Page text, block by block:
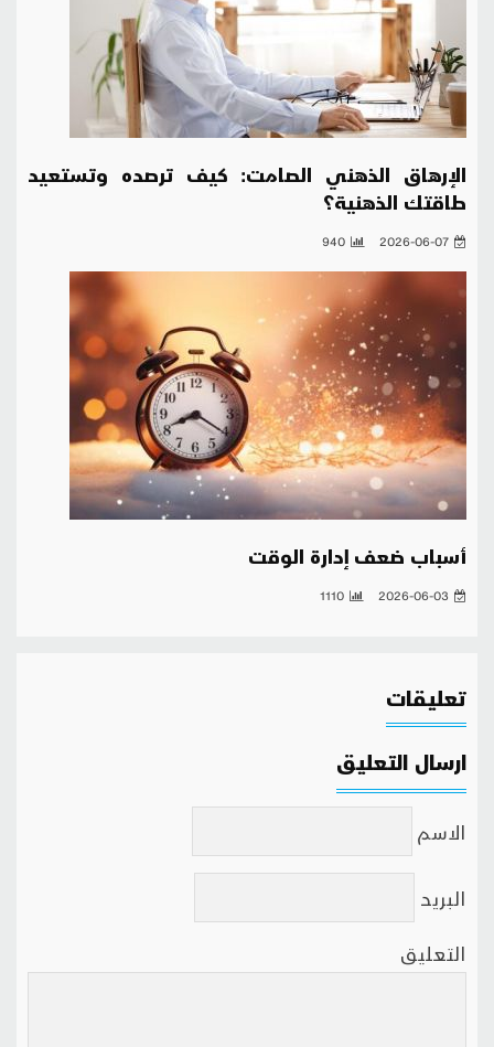
الإرهاق الذهني الصامت: كيف ترصده وتستعيد
طاقتك الذهنية؟
2026-06-07
940
أسباب ضعف إدارة الوقت
2026-06-03
1110
تعليقات
ارسال التعليق
الاسم
البريد
التعليق